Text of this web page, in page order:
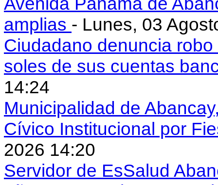
amplias - Lunes, 03
Ciudadano denuncia
soles de sus cuentas
14:24
Municipalidad de
Cívico Institucional por
2026 14:20
Servidor de EsSalud